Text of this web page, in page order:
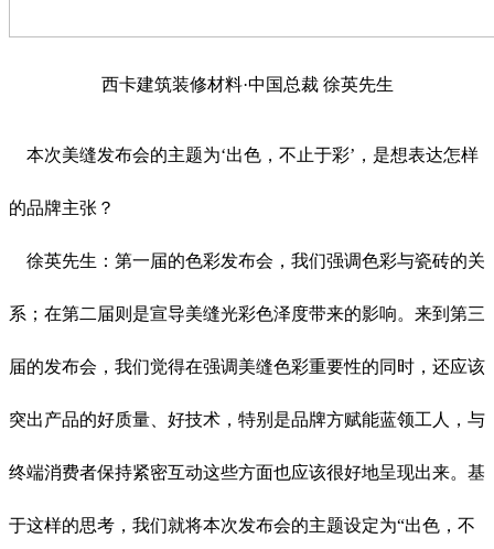
西卡建筑装修材料·中国总裁 徐英先生
本次美缝发布会的主题为‘出色，不止于彩’，是想表达怎样
的品牌主张？
徐英先生：第一届的色彩发布会，我们强调色彩与瓷砖的关
系；在第二届则是宣导美缝光彩色泽度带来的影响。来到第三
届的发布会，我们觉得在强调美缝色彩重要性的同时，还应该
突出产品的好质量、好技术，特别是品牌方赋能蓝领工人，与
终端消费者保持紧密互动这些方面也应该很好地呈现出来。基
于这样的思考，我们就将本次发布会的主题设定为“出色，不